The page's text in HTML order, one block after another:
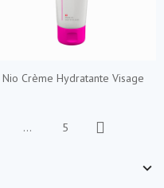
Nio Crème Hydratante Visage
… 5
Suivant